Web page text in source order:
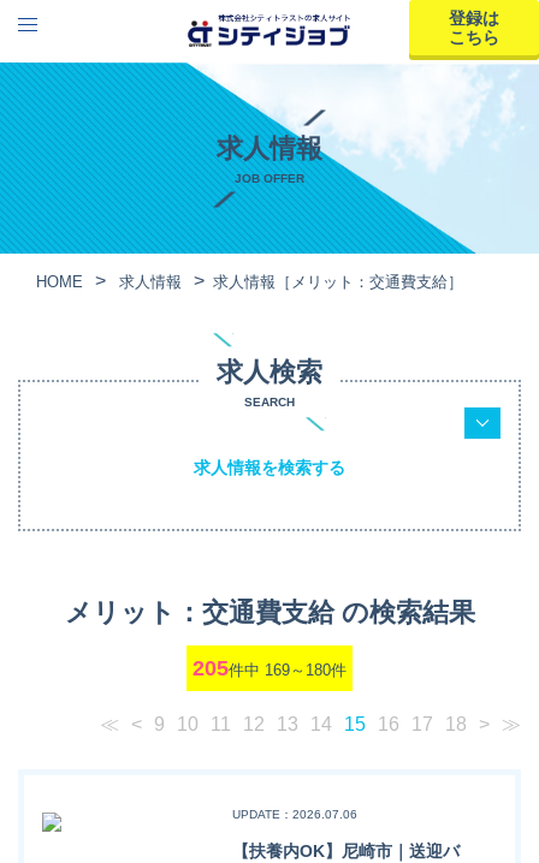
登録は
こちら
求人情報
JOB OFFER
HOME 求人情報 求人情報［メリット：交通費支給］
求人検索
SEARCH
求人情報を検索する
メリット：交通費支給 の検索結果
205件中 169～180件
≪ < 9 10 11 12 13 14 15 16 17 18 > ≫
UPDATE：2026.07.06
【扶養内OK】尼崎市｜送迎バ